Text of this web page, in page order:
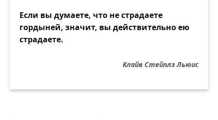
Если вы думаете, что не страдаете
гордыней, значит, вы действительно ею
страдаете.
Клайв Стейплз Льюис